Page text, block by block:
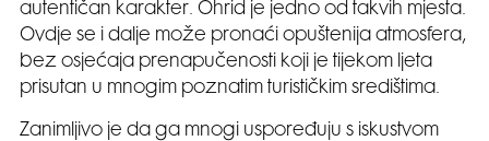
autentičan karakter. Ohrid je jedno od takvih mjesta.
Ovdje se i dalje može pronaći opuštenija atmosfera,
bez osjećaja prenapučenosti koji je tijekom ljeta
prisutan u mnogim poznatim turističkim središtima.
Zanimljivo je da ga mnogi uspoređuju s iskustvom